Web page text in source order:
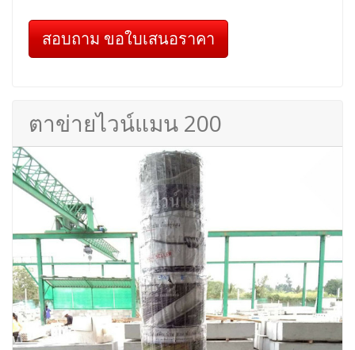
สอบถาม ขอใบเสนอราคา
ตาข่ายไวน์แมน 200